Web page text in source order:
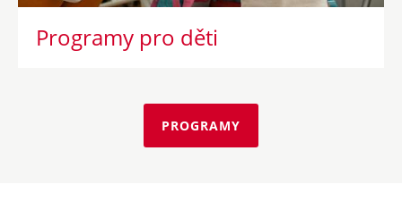
Programy pro děti
PROGRAMY